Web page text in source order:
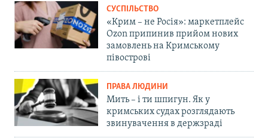
СУСПІЛЬСТВО
«Крим – не Росія»: маркетплейс
Ozon припинив прийом нових
замовлень на Кримському
півострові
ПРАВА ЛЮДИНИ
Мить – і ти шпигун. Як у
кримських судах розглядають
звинувачення в держзраді